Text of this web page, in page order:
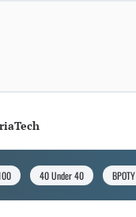
Tech
40 Under 40 BPOTY